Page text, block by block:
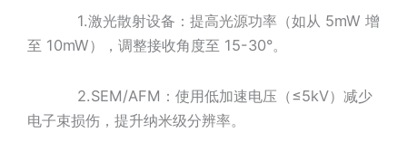
1.激光散射设备：提高光源功率（如从 5mW 增
至 10mW），调整接收角度至 15-30°。
2.SEM/AFM：使用低加速电压（≤5kV）减少
电子束损伤，提升纳米级分辨率。